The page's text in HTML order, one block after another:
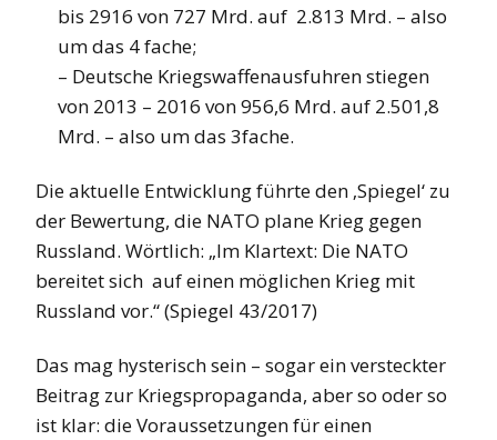
bis 2916 von 727 Mrd. auf 2.813 Mrd. – also
um das 4 fache;
– Deutsche Kriegswaffenausfuhren stiegen
von 2013 – 2016 von 956,6 Mrd. auf 2.501,8
Mrd. – also um das 3fache.
Die aktuelle Entwicklung führte den ‚Spiegel‘ zu
der Bewertung, die NATO plane Krieg gegen
Russland. Wörtlich: „Im Klartext: Die NATO
bereitet sich auf einen möglichen Krieg mit
Russland vor.“ (Spiegel 43/2017)
Das mag hysterisch sein – sogar ein versteckter
Beitrag zur Kriegspropaganda, aber so oder so
ist klar: die Voraussetzungen für einen